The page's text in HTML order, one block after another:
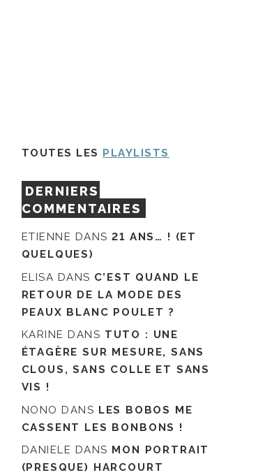
TOUTES LES PLAYLISTS
DERNIERS
COMMENTAIRES
ETIENNE DANS21 ANS… ! (ET
QUELQUES)
ELISA DANS C’EST QUAND LE
RETOUR DE LA MODE DES
PEAUX BLANC POULET ?
KARINE DANS TUTO : UNE
ÉTAGÈRE SUR MESURE, SANS
CLOUS, SANS COLLE ET SANS
VIS !
NONO DANS LES BOBOS ME
CASSENT LES BONBONS !
DANIELE DANS MON PORTRAIT
(PRESQUE) HARCOURT